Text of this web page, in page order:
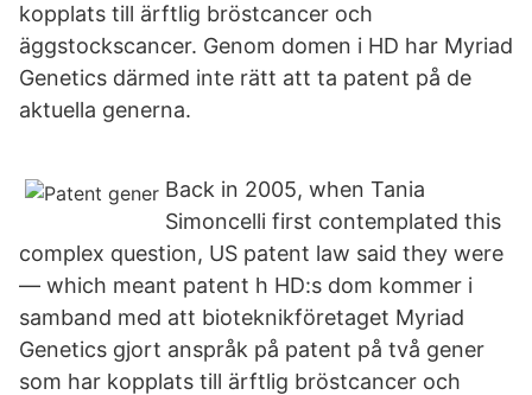
kopplats till ärftlig bröstcancer och
äggstockscancer. Genom domen i HD har Myriad
Genetics därmed inte rätt att ta patent på de
aktuella generna.
Back in 2005, when Tania
Simoncelli first contemplated this
complex question, US patent law said they were
— which meant patent h HD:s dom kommer i
samband med att bioteknikföretaget Myriad
Genetics gjort anspråk på patent på två gener
som har kopplats till ärftlig bröstcancer och